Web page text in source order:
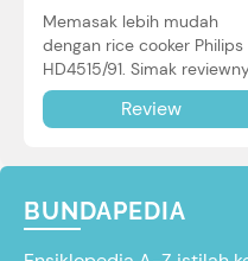
Memasak lebih mudah
dengan rice cooker Philips
HD4515/91. Simak
di sini.
Review
BUNDAPEDIA